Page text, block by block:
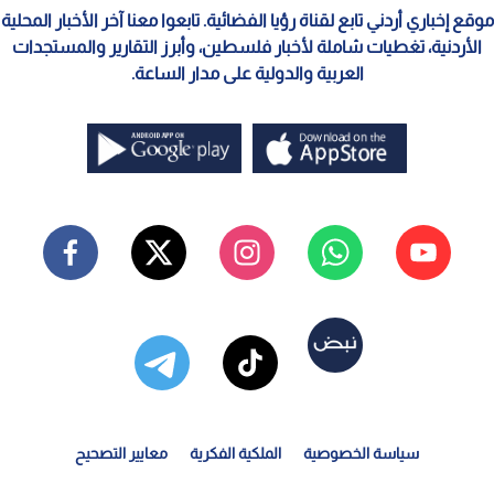
موقع إخباري أردني تابع لقناة رؤيا الفضائية. تابعوا معنا آخر الأخبار المحلية
الأردنية، تغطيات شاملة لأخبار فلسطين، وأبرز التقارير والمستجدات
العربية والدولية على مدار الساعة.
سياسة الخصوصية الملكية الفكرية معايير التصحيح